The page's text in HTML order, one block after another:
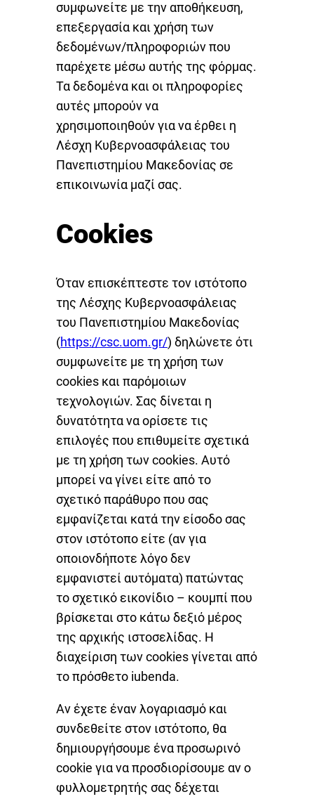
συμφωνείτε με την αποθήκευση,
επεξεργασία και χρήση των
δεδομένων/πληροφοριών που
παρέχετε μέσω αυτής της φόρμας.
Τα δεδομένα και οι πληροφορίες
αυτές μπορούν να
χρησιμοποιηθούν για να έρθει η
Λέσχη Κυβερνοασφάλειας του
Πανεπιστημίου Μακεδονίας σε
επικοινωνία μαζί σας.
Cookies
Όταν επισκέπτεστε τον ιστότοπο
της Λέσχης Κυβερνοασφάλειας
του Πανεπιστημίου Μακεδονίας
(https://csc.uom.gr/) δηλώνετε ότι
συμφωνείτε με τη χρήση των
cookies και παρόμοιων
τεχνολογιών. Σας δίνεται η
δυνατότητα να ορίσετε τις
επιλογές που επιθυμείτε σχετικά
με τη χρήση των cookies. Αυτό
μπορεί να γίνει είτε από το
σχετικό παράθυρο που σας
εμφανίζεται κατά την είσοδο σας
στον ιστότοπο είτε (αν για
οποιονδήποτε λόγο δεν
εμφανιστεί αυτόματα) πατώντας
το σχετικό εικονίδιο – κουμπί που
βρίσκεται στο κάτω δεξιό μέρος
της αρχικής ιστοσελίδας. Η
διαχείριση των cookies γίνεται από
το πρόσθετο iubenda.
Αν έχετε έναν λογαριασμό και
συνδεθείτε στον ιστότοπο, θα
δημιουργήσουμε ένα προσωρινό
cookie για να προσδιορίσουμε αν ο
φυλλομετρητής σας δέχεται